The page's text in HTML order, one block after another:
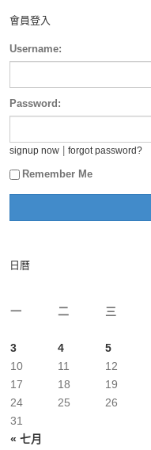
會員登入
Username:
Password:
signup now forgot password?
Remember Me
日曆
一
二 三
« 七月
3
4 5
10
11 12
17
18 19
24
25 26
31